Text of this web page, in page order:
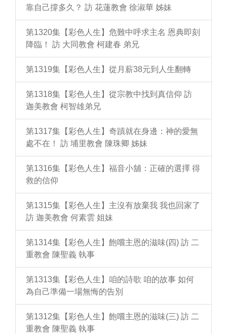
靠自己撐多久？ 訪 花蓮教會 徐淑華 姊妹
第1320集【彩色人生】危難中呼求主名 恩典即刻
降臨！ 訪 大同教會 柯建春 弟兄
第1319集【彩色人生】從月薪38元到人生翻轉
第1318集【彩色人生】從宗教中找到真信仰 訪
迦美教會 柯智雄弟兄
第1317集【彩色人生】奇蹟就在身邊：神的愛無
處不在！ 訪 埔里教會 陳珠卿 姊妹
第1316集【彩色人生】福音小舖：正確的選擇 得
救的信仰
第1315集【彩色人生】主沒有放棄我 我也回家了
訪 迦美教會 何素雲 姐妹
第1314集【彩色人生】飽嚐主恩的滋味(四) 訪 二
重教會 陳聖義 執事
第1313集【彩色人生】咱的詩歌 咱的故事 如何
為自己準備一場無悔的告別
第1312集【彩色人生】飽嚐主恩的滋味(三) 訪 二
重教會 陳聖義 執事